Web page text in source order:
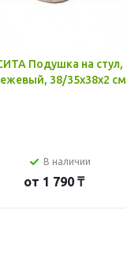
Подушка на стул,
38/35x38x2 см
В наличии
от 1 790 ₸